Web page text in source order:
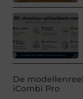
De
iCombi Pro